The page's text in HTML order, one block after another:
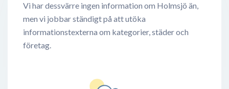
Vi har dessvärre ingen information om Holmsjö än,
men vi jobbar ständigt på att utöka
informationstexterna om kategorier, städer och
företag.